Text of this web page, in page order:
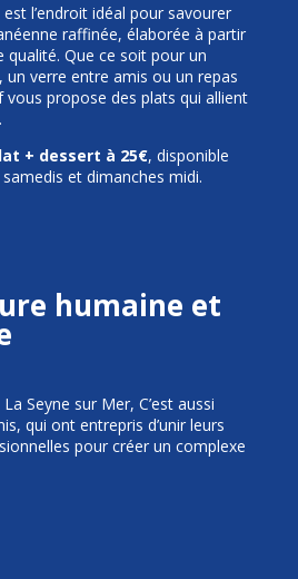
l’endroit idéal pour savourer
raffinée, élaborée à partir
qualité. Que ce soit pour un
un verre entre amis ou un repas
propose des plats qui allient
+ dessert à 25€, disponible
et dimanches midi.
humaine et
Seyne sur Mer, C’est aussi
qui ont entrepris d’unir leurs
pour créer un complexe